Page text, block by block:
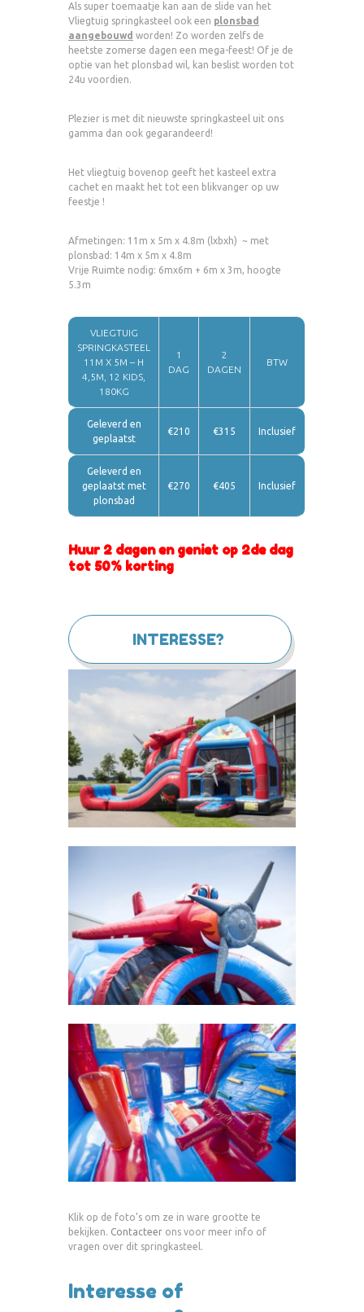
Als super toemaatje kan aan de slide van het
Vliegtuig springkasteel ook een plonsbad
aangebouwd worden! Zo worden zelfs de
heetste zomerse dagen een mega-feest! Of je de
optie van het plonsbad wil, kan beslist worden tot
24u voordien.
Plezier is met dit nieuwste springkasteel uit ons
gamma dan ook gegarandeerd!
Het vliegtuig bovenop geeft het kasteel extra
cachet en maakt het tot een blikvanger op uw
feestje !
Afmetingen: 11m x 5m x 4.8m (lxbxh) ~ met
plonsbad: 14m x 5m x 4.8m
Vrije Ruimte nodig: 6mx6m + 6m x 3m, hoogte
5.3m
VLIEGTUIG
SPRINGKASTEEL
11M X 5M – H
4,5M, 12 KIDS,
180KG
1
DAG
2
DAGEN
BTW
Geleverd en
geplaatst
€210 €315 Inclusief
Geleverd en
geplaatst met
plonsbad
€270 €405 Inclusief
Huur 2 dagen en geniet op 2de dag
tot 50% korting
INTERESSE?
Klik op de foto’s om ze in ware grootte te
bekijken. Contacteer ons voor meer info of
vragen over dit springkasteel.
Interesse of